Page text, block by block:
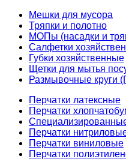
Мешки для мусора
Тряпки и полотно
МОПы (насадки и
Салфетки
Губки хозяйственные
Щетки для мытья
Размывочные круги
Перчатки латексные
Перчатки
Перчатки
Перчатки виниловые
Перчатки